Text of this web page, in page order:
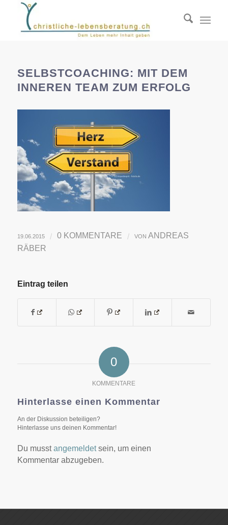
SELBSTCOACHING: MIT DEM
INNEREN TEAM ZUM ERFOLG
19.06.2015 / 0 KOMMENTARE / VON ANDREAS
RÄBER
Eintrag teilen
0
KOMMENTARE
Hinterlasse einen Kommentar
An der Diskussion beteiligen?
Hinterlasse uns deinen Kommentar!
Du musstangemeldetsein, um einen
Kommentar abzugeben.